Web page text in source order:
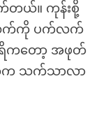
က်တယ်။ ကုန်းစို့
လက်ကို ပက်လက်
ကတော့ အဖုတ်
ာက သက်သာလာ